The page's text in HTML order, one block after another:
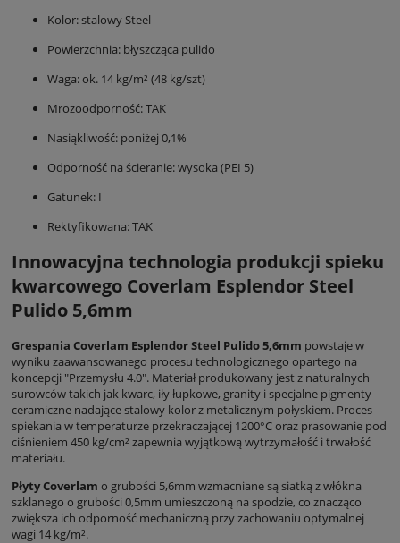
Kolor: stalowy Steel
Powierzchnia: błyszcząca pulido
Waga: ok. 14 kg/m² (48 kg/szt)
Mrozoodporność: TAK
Nasiąkliwość: poniżej 0,1%
Odporność na ścieranie: wysoka (PEI 5)
Gatunek: I
Rektyfikowana: TAK
Innowacyjna technologia produkcji spieku
kwarcowego Coverlam Esplendor Steel
Pulido 5,6mm
Grespania Coverlam Esplendor Steel Pulido 5,6mm powstaje w
wyniku zaawansowanego procesu technologicznego opartego na
koncepcji "Przemysłu 4.0". Materiał produkowany jest z naturalnych
surowców takich jak kwarc, iły łupkowe, granity i specjalne pigmenty
ceramiczne nadające stalowy kolor z metalicznym połyskiem. Proces
spiekania w temperaturze przekraczającej 1200°C oraz prasowanie pod
ciśnieniem 450 kg/cm² zapewnia wyjątkową wytrzymałość i trwałość
materiału.
Płyty Coverlam o grubości 5,6mm wzmacniane są siatką z włókna
szklanego o grubości 0,5mm umieszczoną na spodzie, co znacząco
zwiększa ich odporność mechaniczną przy zachowaniu optymalnej
wagi 14 kg/m².